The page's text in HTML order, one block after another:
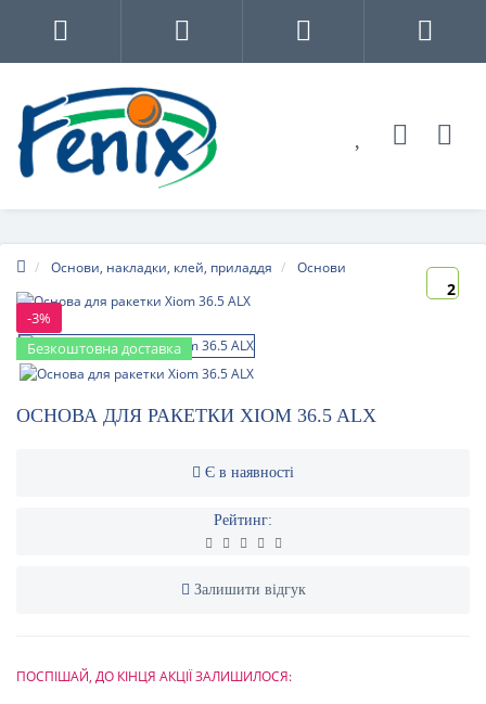
Основи, накладки, клей, приладдя Основи
-3%
Безкоштовна доставка
2
ОСНОВА ДЛЯ РАКЕТКИ XIOM 36.5 ALX
Є в наявності
Рейтинг:
Залишити відгук
ПОСПІШАЙ, ДО КІНЦЯ АКЦІЇ ЗАЛИШИЛОСЯ: